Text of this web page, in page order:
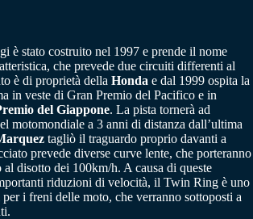
è stato costruito nel 1997 e prende il nome
che prevede due circuiti differenti al
è di proprietà della Honda e dal 1999 ospita la
in veste di Gran Premio del Pacifico e in
del Giappone. La pista tornerà ad
motomondiale a 3 anni di distanza dall’ultima
tagliò il traguardo proprio davanti a
prevede diverse curve lente, che porteranno
al disotto dei 100km/h. A causa di queste
riduzioni di velocità, il Twin Ring è uno
i freni delle moto, che verranno sottoposti a